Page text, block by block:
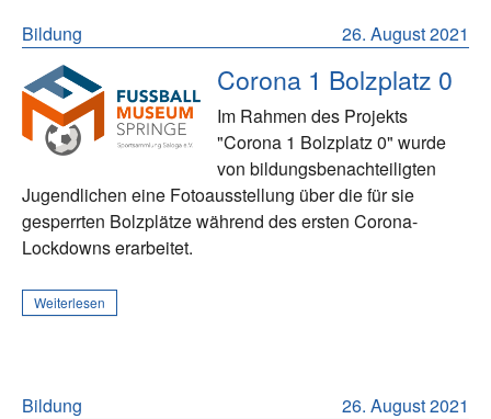
26. August 2021
Bildung
Corona 1 Bolzplatz 0
Im Rahmen des Projekts
"Corona 1 Bolzplatz 0" wurde
von bildungsbenachteiligten
Jugendlichen eine Fotoausstellung über die für sie
gesperrten Bolzplätze während des ersten Corona-
Lockdowns erarbeitet.
Weiterlesen
26. August 2021
Bildung